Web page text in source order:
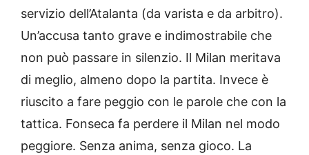
servizio dell’Atalanta (da varista e da arbitro).
Un’accusa tanto grave e indimostrabile che
non può passare in silenzio. Il Milan meritava
di meglio, almeno dopo la partita. Invece è
riuscito a fare peggio con le parole che con la
tattica. Fonseca fa perdere il Milan nel modo
peggiore. Senza anima, senza gioco. La